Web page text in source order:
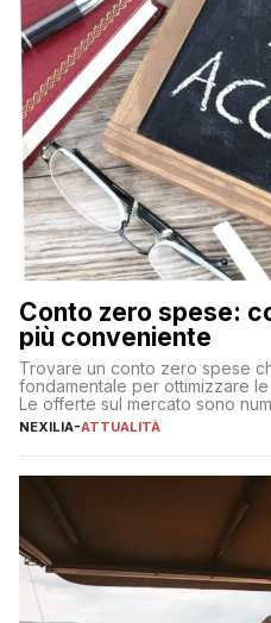
Conto zero spese:
più conveniente
Trovare un conto zero spese
fondamentale per ottimizzare
Le offerte sul mercato sono
individuare quella più adatta
sul […]
NEXILIA-ATTUALITÀ